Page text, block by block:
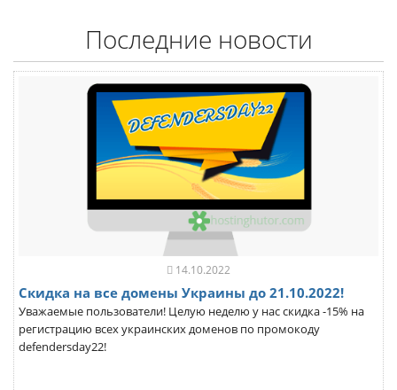
Последние новости
14.10.2022
Скидка на все домены Украины до 21.10.2022!
Уважаемые пользователи! Целую неделю у нас скидка -15% на
регистрацию всех украинских доменов по промокоду
defendersday22!